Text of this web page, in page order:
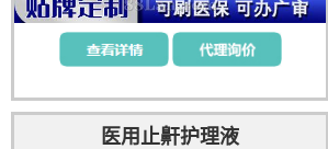
医用止鼾护理液